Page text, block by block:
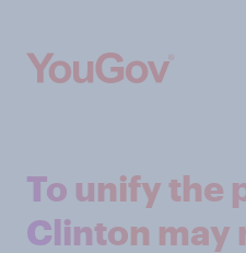
To unify the
Clinton may